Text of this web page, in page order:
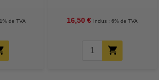
de TVA 16,50 € Inclus : 6% de TVA